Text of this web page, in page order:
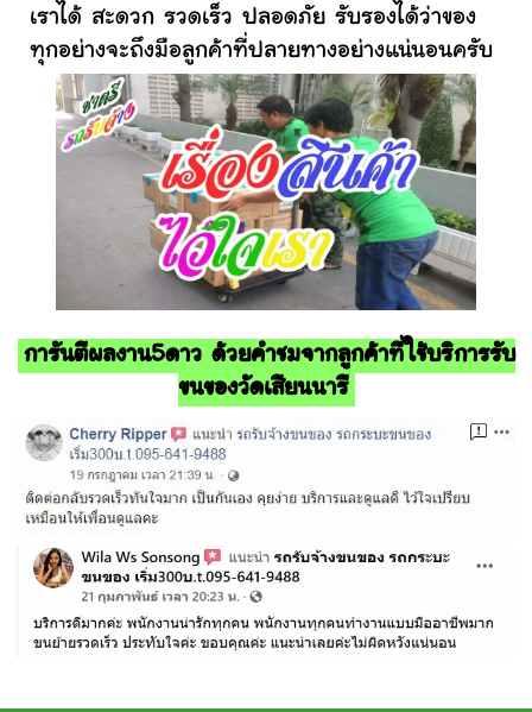
เราได้ สะดวก รวดเร็ว ปลอดภัย รับรองได้ว่าของ
ทุกอย่างจะถึงมือลูกค้าที่ปลายทางอย่างแน่นอนครับ
การันตีผลงาน5ดาว ด้วยคำชมจากลูกค้าที่ใช้บริการรับ
ขนของวัดเสียนนารี